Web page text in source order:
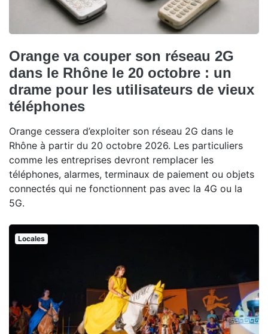
Orange va couper son réseau 2G
dans le Rhône le 20 octobre : un
drame pour les utilisateurs de vieux
téléphones
Orange cessera d’exploiter son réseau 2G dans le
Rhône à partir du 20 octobre 2026. Les particuliers
comme les entreprises devront remplacer les
téléphones, alarmes, terminaux de paiement ou objets
connectés qui ne fonctionnent pas avec la 4G ou la
5G.
Locales